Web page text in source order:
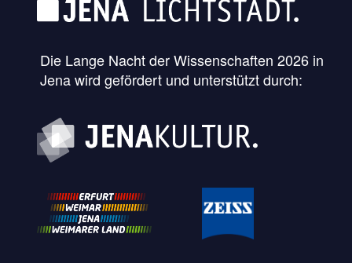
Die Lange Nacht der Wissenschaften 2026 in
Jena wird gefördert und unterstützt durch: